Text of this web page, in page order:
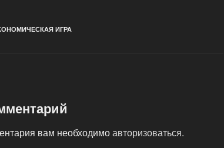
ИГРА
вам необходимоавторизоваться.